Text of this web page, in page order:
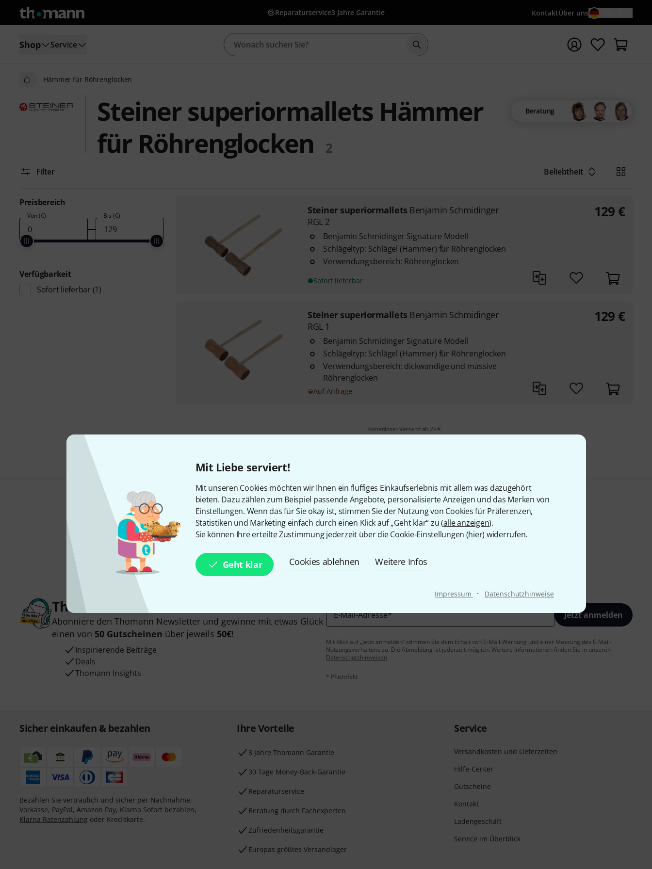
Mit Liebe serviert!
Mit unseren Cookies möchten wir Ihnen ein fluffiges Einkaufserlebnis mit allem was dazugehört
bieten. Dazu zählen zum Beispiel passende Angebote, personalisierte Anzeigen und das Merken von
Einstellungen. Wenn das für Sie okay ist, stimmen Sie der Nutzung von Cookies für Präferenzen,
Statistiken und Marketing einfach durch einen Klick auf „Geht klar“ zu (alle anzeigen).
Sie können Ihre erteilte Zustimmung jederzeit über die Cookie-Einstellungen (hier) widerrufen.
Geht klar Cookies ablehnen Weitere Infos
Impressum · Datenschutzhinweise
Reparaturservice3 Jahre Garantie KontaktÜber uns
Shop Service Suche mit Suchwort {searchTerm} starten
Hämmer für Röhrenglocken
Steiner superiormallets Hämmer
für Röhrenglocken
2
Beratung
Filter Beliebtheit
Preisbereich
Von (€) Bis (€)
Verfügbarkeit
Sofort lieferbar (1)
Steiner superiormallets Benjamin Schmidinger
RGL 2
Benjamin Schmidinger Signature Modell
Schlägeltyp: Schlägel (Hammer) für Röhrenglocken
Verwendungsbereich: Röhrenglocken
Sofort lieferbar
129 €
Steiner superiormallets Benjamin Schmidinger
RGL 1
Benjamin Schmidinger Signature Modell
Schlägeltyp: Schlägel (Hammer) für Röhrenglocken
Verwendungsbereich: dickwandige und massive
Röhrenglocken
Auf Anfrage
129 €
Kostenloser Versand ab 29 €
Gefällt Ihnen, was Sie sehen?
Teilen Hilfe & Feedback
Thomann Newsletter
Abonniere den Thomann Newsletter und gewinne mit etwas Glück
einen von 50 Gutscheinen über jeweils 50€!
Inspirierende Beiträge
Deals
Thomann Insights
E-Mail-Adresse* Jetzt anmelden
Mit Klick auf „Jetzt anmelden“ stimmen Sie dem Erhalt von E-Mail-Werbung und einer Messung des E-Mail-
Nutzungsverhaltens zu. Die Abmeldung ist jederzeit möglich. Weitere Informationen finden Sie in unseren
Datenschutzhinweisen.
* Pflichtfeld
Sicher einkaufen & bezahlen
Bezahlen Sie vertraulich und sicher per Nachnahme,
Vorkasse, PayPal, Amazon Pay, Klarna Sofort bezahlen,
Klarna Ratenzahlung oder Kreditkarte.
Ihre Vorteile
3 Jahre Thomann Garantie
30 Tage Money-Back-Garantie
Reparaturservice
Beratung durch Fachexperten
Zufriedenheitsgarantie
Europas größtes Versandlager
Service
Versandkosten und Lieferzeiten
Hilfe-Center
Gutscheine
Kontakt
Ladengeschäft
Service im Überblick